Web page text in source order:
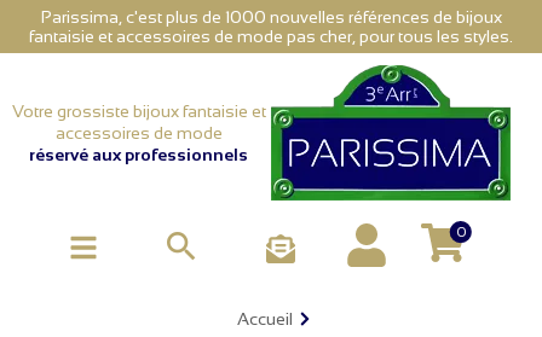
Parissima, c'est plus de 1000 nouvelles références de bijoux
fantaisie et accessoires de mode pas cher, pour tous les styles.
Votre grossiste bijoux fantaisie et
accessoires de mode
réservé aux professionnels
 0
Accueil